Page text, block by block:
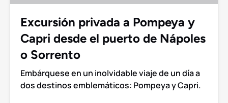
puerto
Nápoles
Sorrento
Excursión privada a Pompeya y
Capri desde el puerto de Nápoles
o Sorrento
Embárquese en un inolvidable viaje de un día a
dos destinos emblemáticos: Pompeya y Capri.